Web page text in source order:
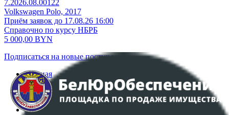
7.2026.08.00122
Volkswagen Polo, 2017
Приём заявок до 17.08.26 16:00
Справочно по курсу НБРБ
5 000,00 BYN
Подписаться на новые поступления
Главная
Аукционы
Интернет-магазин
Регламент организации и проведения торгов